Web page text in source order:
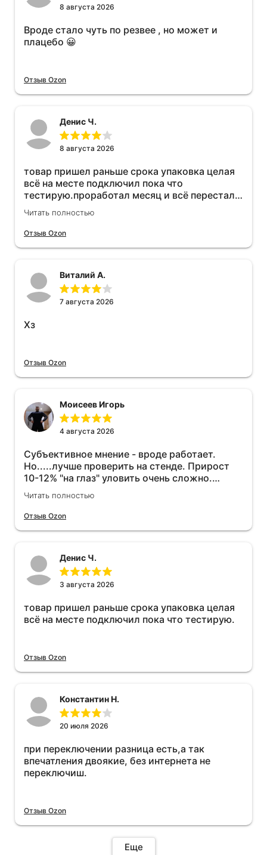
8 августа 2026
Вроде стало чуть по резвее , но может и
плацебо 😀
Отзыв Ozon
Денис Ч.
8 августа 2026
товар пришел раньше срока упаковка целая
всё на месте подключил пока что
тестирую.проработал месяц и всё перестал
работать прибавился расход топлива , очень
жаль деньги на ветер
Читать полностью
Отзыв Ozon
Виталий А.
7 августа 2026
Хз
Отзыв Ozon
Моисеев Игорь
4 августа 2026
Субъективное мнение - вроде работает.
Но.....лучше проверить на стенде. Прирост
10-12% "на глаз" уловить очень сложно.
Покатаюсь, потом отключу и посмотрю, что
будет 😁.
Читать полностью
Отзыв Ozon
Денис Ч.
3 августа 2026
товар пришел раньше срока упаковка целая
всё на месте подключил пока что тестирую.
Отзыв Ozon
Константин Н.
20 июля 2026
при переключении разница есть,а так
впечатления двоякие, без интернета не
переключиш.
Отзыв Ozon
Еще